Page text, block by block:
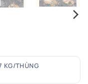
KG/THÙNG